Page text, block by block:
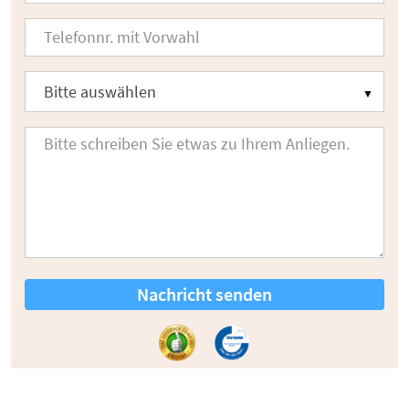
Nachricht senden